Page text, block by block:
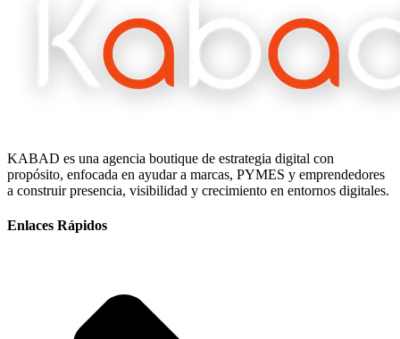
KABAD es una agencia boutique de estrategia digital con
propósito, enfocada en ayudar a marcas, PYMES y emprendedores
a construir presencia, visibilidad y crecimiento en entornos digitales.
Enlaces Rápidos